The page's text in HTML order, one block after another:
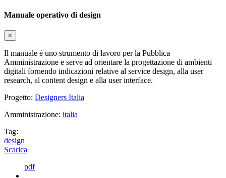
Manuale operativo di design
×
Il manuale è uno strumento di lavoro per la Pubblica
Amministrazione e serve ad orientare la progettazione di ambienti
digitali fornendo indicazioni relative al service design, alla user
research, al content design e alla user interface.
Progetto: Designers Italia
Amministrazione: italia
Tag:
design
Scarica
pdf